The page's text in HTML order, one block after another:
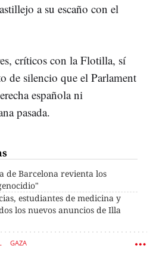
a su escaño con el
críticos con la Flotilla, sí
de silencio que el Parlament
española ni
pasada.
de Barcelona revienta los
estudiantes de medicina y
los nuevos anuncios de Illa
GAZA